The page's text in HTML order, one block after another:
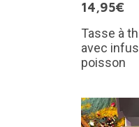
14,95€
Tasse à
avec
poisson